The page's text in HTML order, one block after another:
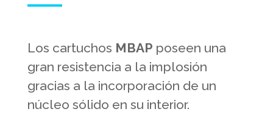
Los cartuchos MBAP poseen una
gran resistencia a la implosión
gracias a la incorporación de un
núcleo sólido en su interior.